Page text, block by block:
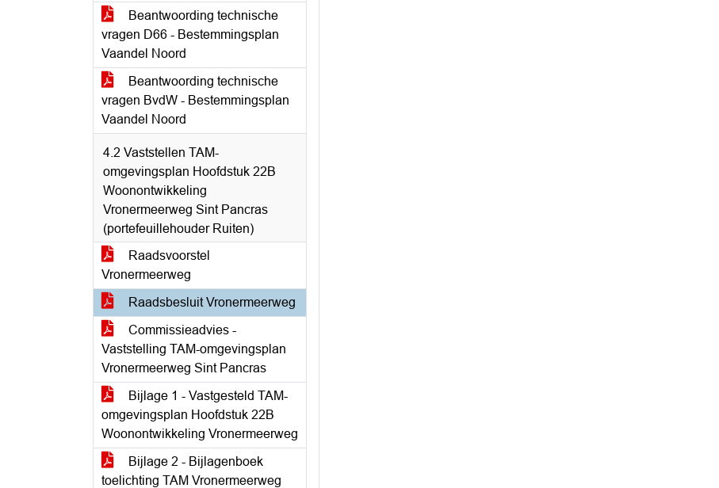
Beantwoording technische
vragen D66 - Bestemmingsplan
Vaandel Noord
Beantwoording technische
vragen BvdW - Bestemmingsplan
Vaandel Noord
4.2 Vaststellen TAM-
omgevingsplan Hoofdstuk 22B
Woonontwikkeling
Vronermeerweg Sint Pancras
(portefeuillehouder Ruiten)
Raadsvoorstel
Vronermeerweg
Raadsbesluit Vronermeerweg
Commissieadvies -
Vaststelling TAM-omgevingsplan
Vronermeerweg Sint Pancras
Bijlage 1 - Vastgesteld TAM-
omgevingsplan Hoofdstuk 22B
Woonontwikkeling Vronermeerweg
Bijlage 2 - Bijlagenboek
toelichting TAM Vronermeerweg